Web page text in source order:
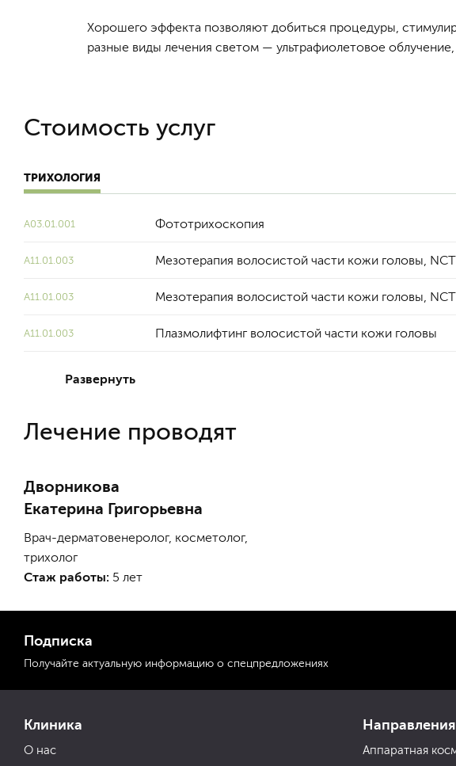
Хорошего эффекта позволяют добиться процедуры,
разные виды лечения светом — ультрафиолетовое облучение,
Стоимость услуг
ТРИХОЛОГИЯ
A03.01.001 Фототрихоскопия
А11.01.003 Мезотерапия волосистой части кожи головы,
А11.01.003 Мезотерапия волосистой части кожи головы,
A11.01.003 Плазмолифтинг волосистой части кожи головы
Развернуть
Лечение проводят
Дворникова
Екатерина Григорьевна
Врач-дерматовенеролог, косметолог,
трихолог
Стаж работы: 5 лет
Клиника
О нас
Направления
Аппаратная
Подписка
Получайте актуальную информацию о спецпредложениях